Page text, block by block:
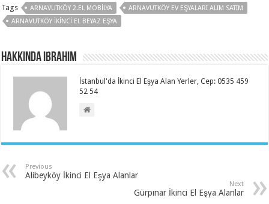
Tags ARNAVUTKÖY 2.EL MOBILYA
ARNAVUTKÖY EV EŞYALARI ALIM SATIM
ARNAVUTKÖY İKINCI EL BEYAZ EŞYA
Hakkında ibrahim
İstanbul'da İkinci El Eşya Alan Yerler, Cep: 0535 459
52 54
Previous
Alibeyköy İkinci El Eşya Alanlar
Next
Gürpınar İkinci El Eşya Alanlar